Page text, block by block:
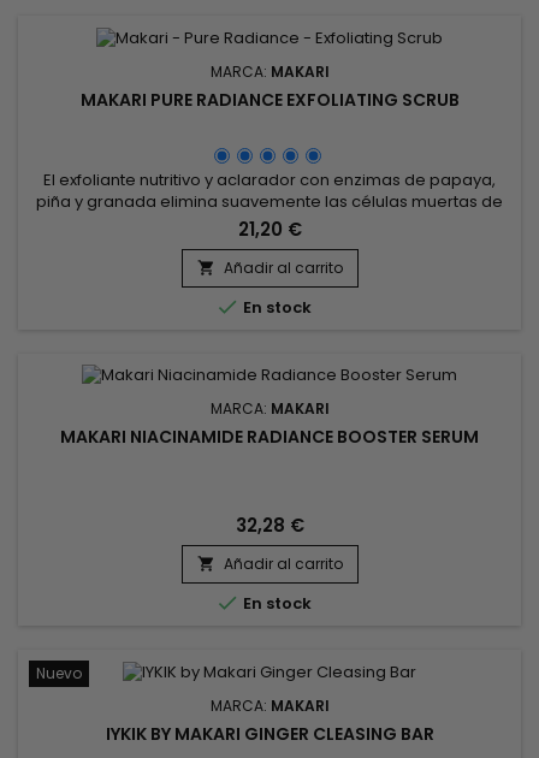
MARCA: MAKARI
MAKARI PURE RADIANCE EXFOLIATING SCRUB
El exfoliante nutritivo y aclarador con enzimas de papaya,
piña y granada elimina suavemente las células muertas de
la piel y combate la tez apagada. &nbsp;Makari Purifying
Radiance Facial Scrub refina la textura de la piel, suaviza los
rasgos faciales y hace que la tez sea más luminosa.&nbsp;
¡Al instante, deja la piel suave y confortable después de...
21,20 €
 Añadir al carrito
 En stock
MARCA: MAKARI
MAKARI NIACINAMIDE RADIANCE BOOSTER SERUM
32,28 €
 Añadir al carrito
 En stock
Nuevo
MARCA: MAKARI
IYKIK BY MAKARI GINGER CLEASING BAR